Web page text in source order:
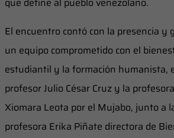
El encuentro contó con la presencia y
un equipo comprometido con el
estudiantil y la formación humanista,
profesor Julio César Cruz y la profesora
Xiomara Leota por el Mujabo, junto a
profesora Erika Piñate directora de